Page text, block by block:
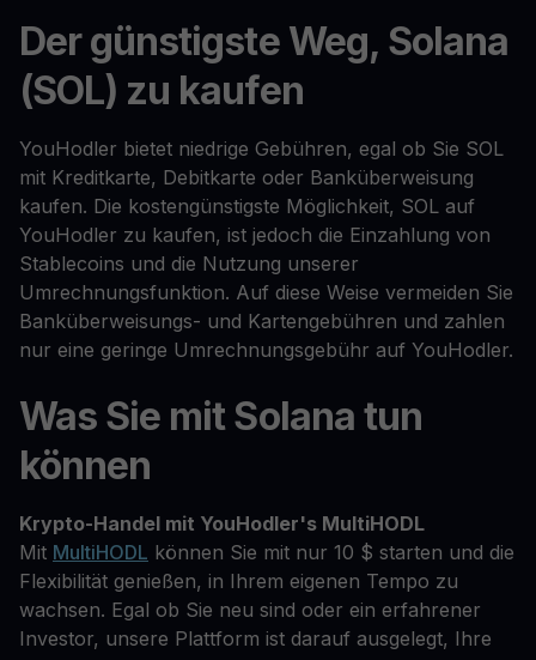
Der günstigste Weg, Solana
(SOL) zu kaufen
YouHodler bietet niedrige Gebühren, egal ob Sie SOL
mit Kreditkarte, Debitkarte oder Banküberweisung
kaufen. Die kostengünstigste Möglichkeit, SOL auf
YouHodler zu kaufen, ist jedoch die Einzahlung von
Stablecoins und die Nutzung unserer
Umrechnungsfunktion. Auf diese Weise vermeiden Sie
Banküberweisungs- und Kartengebühren und zahlen
nur eine geringe Umrechnungsgebühr auf YouHodler.
Was Sie mit Solana tun
können
Krypto-Handel mit YouHodler's MultiHODL
Mit MultiHODL können Sie mit nur 10 $ starten und die
Flexibilität genießen, in Ihrem eigenen Tempo zu
wachsen. Egal ob Sie neu sind oder ein erfahrener
Investor, unsere Plattform ist darauf ausgelegt, Ihre